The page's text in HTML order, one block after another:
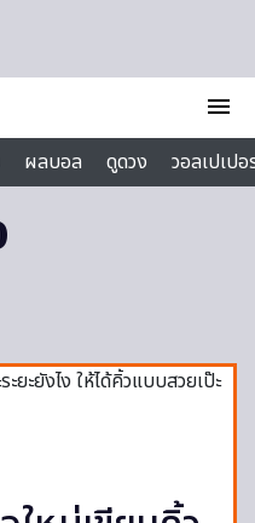
menu
ผลบอล ดูดวง
วอลเปเป